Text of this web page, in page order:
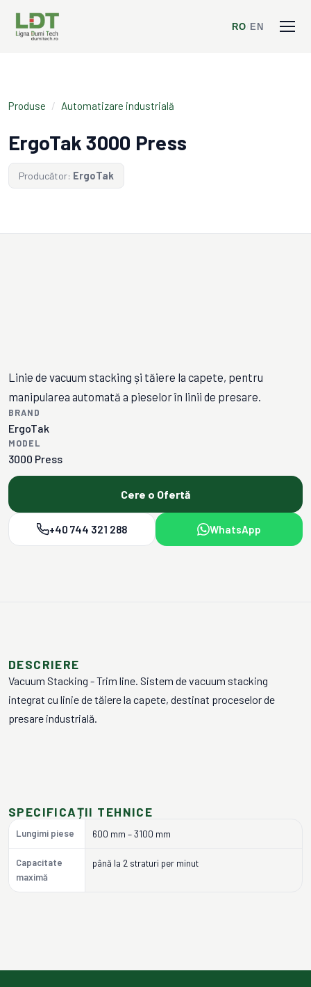
RO EN
Produse / Automatizare industrială
ErgoTak 3000 Press
Producător: ErgoTak
Linie de vacuum stacking și tăiere la capete, pentru
manipularea automată a pieselor în linii de presare.
BRAND
ErgoTak
MODEL
3000 Press
Cere o Ofertă
+40 744 321 288 WhatsApp
DESCRIERE
Vacuum Stacking - Trim line. Sistem de vacuum stacking
integrat cu linie de tăiere la capete, destinat proceselor de
presare industrială.
SPECIFICAȚII TEHNICE
Lungimi piese 600 mm – 3100 mm
Capacitate
maximă
până la 2 straturi per minut